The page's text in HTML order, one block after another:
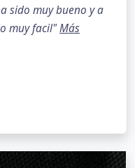
sido muy bueno y a
muy facil"Más